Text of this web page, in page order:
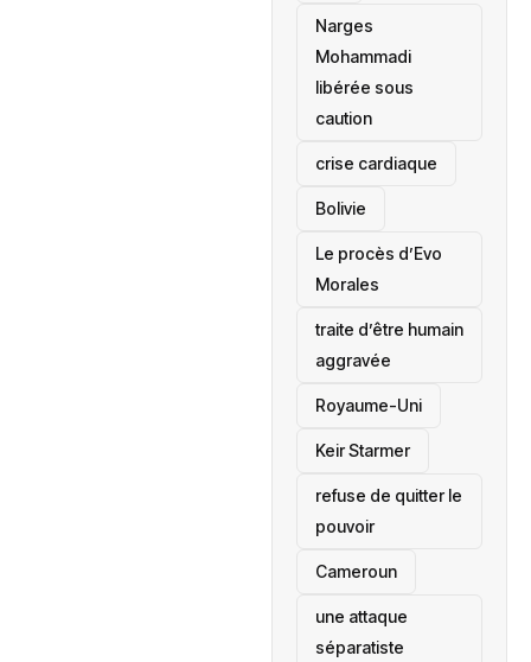
Narges
Mohammadi
libérée sous
caution
crise cardiaque
‎Bolivie
Le procès d’Evo
Morales
traite d’être humain
aggravée
‎Royaume-Uni
Keir Starmer
refuse de quitter le
pouvoir
‎Cameroun
une attaque
séparatiste